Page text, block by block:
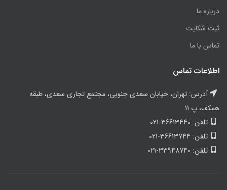
درباره ما
ثبت شکایت
تماس با ما
اطلاعات تماس
آدرس: تهران، خیابان سعدی جنوبی، مجتمع تجاری سعدی، طبقه
همکف، پ 11
تلفن: 36613440-021
تلفن: 36613744-021
تلفن: 33948740-021